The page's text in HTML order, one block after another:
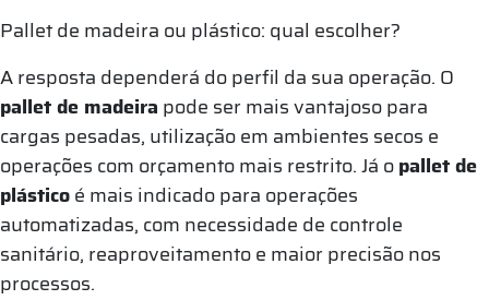
Pallet de madeira ou plástico: qual escolher?
A resposta dependerá do perfil da sua operação. O
pallet de madeira pode ser mais vantajoso para
cargas pesadas, utilização em ambientes secos e
operações com orçamento mais restrito. Já opallet de
plásticoé mais indicado para operações
automatizadas, com necessidade de controle
sanitário, reaproveitamento e maior precisão nos
processos.